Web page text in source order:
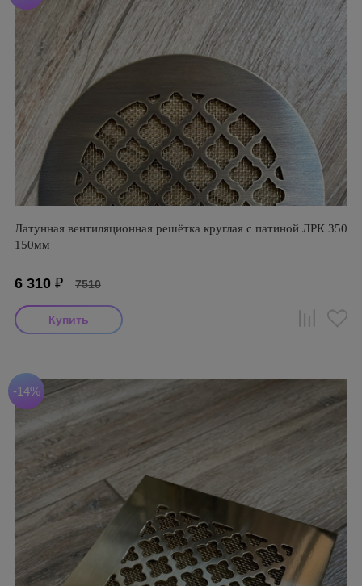
Латунная вентиляционная решётка круглая с патиной ЛРК 350
150мм
6 310 ₽ 7510
-14%